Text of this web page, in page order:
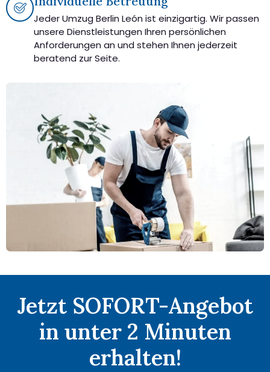
Jeder Umzug Berlin León ist einzigartig. Wir passen
unsere Dienstleistungen Ihren persönlichen
Anforderungen an und stehen Ihnen jederzeit
beratend zur Seite.
Jetzt SOFORT-Angebot
in unter 2 Minuten
erhalten!